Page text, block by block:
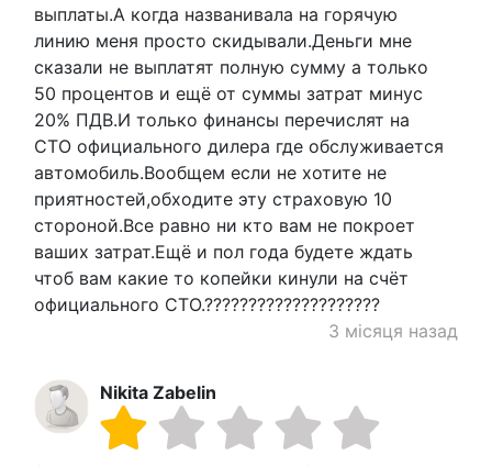
выплаты.А когда названивала на горячую
линию меня просто скидывали.Деньги мне
сказали не выплатят полную сумму а только
50 процентов и ещё от суммы затрат минус
20% ПДВ.И только финансы перечислят на
СТО официального дилера где обслуживается
автомобиль.Вообщем если не хотите не
приятностей,обходите эту страховую 10
стороной.Все равно ни кто вам не покроет
ваших затрат.Ещё и пол года будете ждать
чтоб вам какие то копейки кинули на счёт
официального СТО.????????????????????
3 місяця назад
Nikita Zabelin